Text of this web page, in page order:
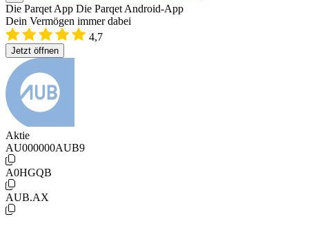
Die Parqet App Die Parqet Android-App
Dein Vermögen immer dabei
4,7
Jetzt öffnen
Aktie
AU000000AUB9
A0HGQB
AUB.AX